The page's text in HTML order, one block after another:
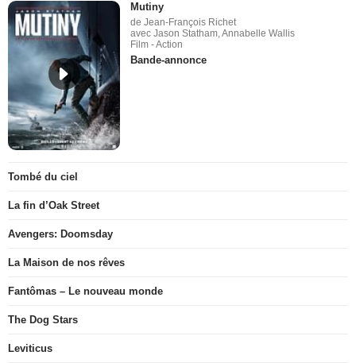
Mutiny
de Jean-François Richet
avec Jason Statham, Annabelle Wallis
Film - Action
Bande-annonce
Tombé du ciel
La fin d’Oak Street
Avengers: Doomsday
La Maison de nos rêves
Fantômas – Le nouveau monde
The Dog Stars
Leviticus